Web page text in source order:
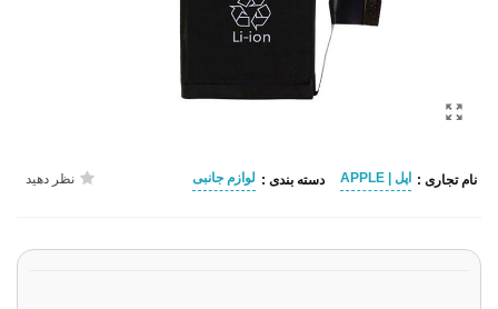
نام تجاری : اپل | APPLE دسته بندی : لوازم جانبی نظر دهید